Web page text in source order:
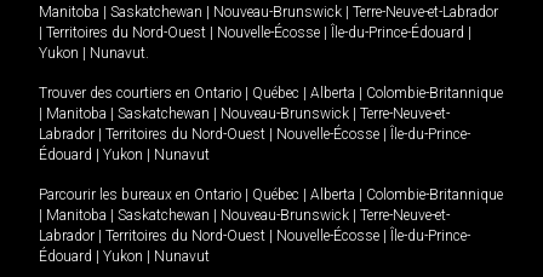
Manitoba | Saskatchewan | Nouveau-Brunswick | Terre-Neuve-et-Labrador
| Territoires du Nord-Ouest | Nouvelle-Écosse | Île-du-Prince-Édouard |
Yukon | Nunavut
Trouver des courtiers en Ontario | Québec | Alberta | Colombie-Britannique
| Manitoba | Saskatchewan | Nouveau-Brunswick | Terre-Neuve-et-
Labrador | Territoires du Nord-Ouest | Nouvelle-Écosse | Île-du-Prince-
Édouard | Yukon | Nunavut
Parcourir les bureaux en Ontario | Québec | Alberta | Colombie-Britannique
| Manitoba | Saskatchewan | Nouveau-Brunswick | Terre-Neuve-et-
Labrador | Territoires du Nord-Ouest | Nouvelle-Écosse | Île-du-Prince-
Édouard | Yukon | Nunavut